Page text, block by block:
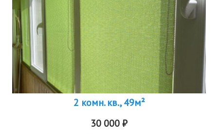
2 комн. кв., 49м²
30 000 ₽